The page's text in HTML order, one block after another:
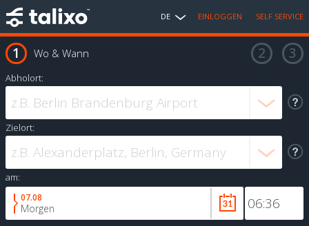
DE EINLOGGEN SELF SERVICE
Wo & Wann
Abholort:
Zielort:
am:
07.08
Morgen